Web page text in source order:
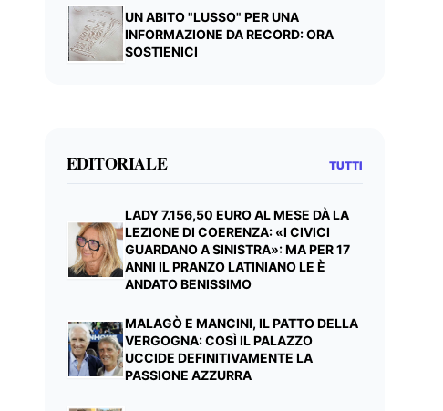
UN ABITO "LUSSO" PER UNA
INFORMAZIONE DA RECORD: ORA
SOSTIENICI
EDITORIALE TUTTI
LADY 7.156,50 EURO AL MESE DÀ LA
LEZIONE DI COERENZA: «I CIVICI
GUARDANO A SINISTRA»: MA PER 17
ANNI IL PRANZO LATINIANO LE È
ANDATO BENISSIMO
MALAGÒ E MANCINI, IL PATTO DELLA
VERGOGNA: COSÌ IL PALAZZO
UCCIDE DEFINITIVAMENTE LA
PASSIONE AZZURRA